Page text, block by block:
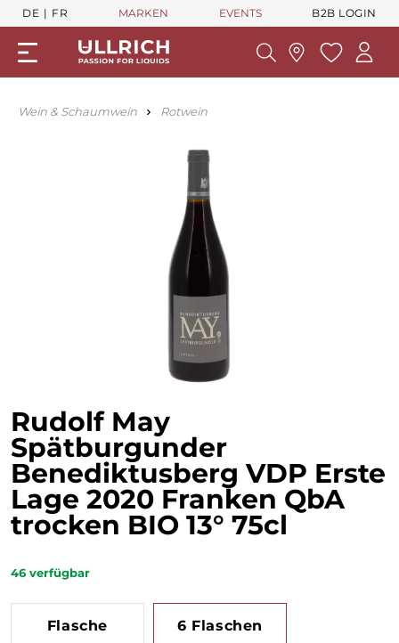
DE FR MARKEN EVENTS B2B LOGIN
Wein & Schaumwein Rotwein
Rudolf May
Spätburgunder
Benediktusberg VDP Erste
Lage 2020 Franken QbA
trocken BIO 13° 75cl
46 verfügbar
Flasche 6 Flaschen